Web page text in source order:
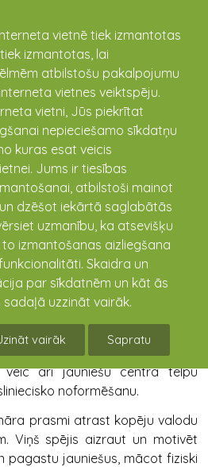
vietnē tiek izmantotas
izmantotas, lai
atbilstošu pakalpojumu
vietnes veiktspēju.
vietni, Jūs piekrītat
nepieciešamo sīkdatņu
kuras esat veicis
Jums ir tiesības
atbilstoši mainot
dzēšot iekārtā saglabātās
uzmanību, ka atsevišķu
izmantošanas aizliegšana
Skaidra un
par sīkdatnēm un kāt ās
uzzināt vairāk.
vairāk Sapratu
Jaunatnes darbinieks
Renārs CauneKandavas
multifunkcionālajā
jaunatnes iniciatīvu centrā
“Nagla” strādā kopš 2022.
gada novembra. Darbs ar
jaunatni ir Renāra
sirdsdarbs un viņš paveic
vairāk kā pienākums prasa.
un prasmēm ir veikti darbi
uzlabošanā- Kandavas jaunieši
kur savu brīvo laiku
un jaunieši. Renārs papildus
veic arī jauniešu centra telpu
noformēšanu.
prasmi atrast kopēju valodu
Viņš spējis aizraut un motivēt
pagastu jauniešus, mācot fiziski